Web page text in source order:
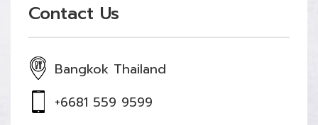
Contact Us
Bangkok Thailand
+6681 559 9599